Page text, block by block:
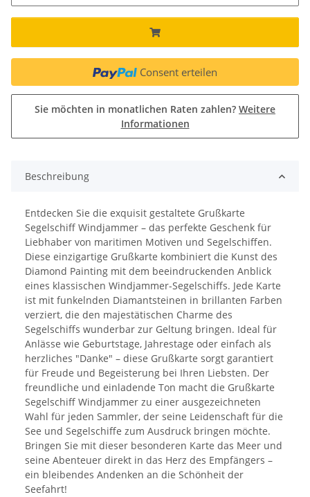
Consent erteilen
Sie möchten in monatlichen Raten zahlen? Weitere
Informationen
Beschreibung
Entdecken Sie die exquisit gestaltete Grußkarte
Segelschiff Windjammer – das perfekte Geschenk für
Liebhaber von maritimen Motiven und Segelschiffen.
Diese einzigartige Grußkarte kombiniert die Kunst des
Diamond Painting mit dem beeindruckenden Anblick
eines klassischen Windjammer-Segelschiffs. Jede Karte
ist mit funkelnden Diamantsteinen in brillanten Farben
verziert, die den majestätischen Charme des
Segelschiffs wunderbar zur Geltung bringen. Ideal für
Anlässe wie Geburtstage, Jahrestage oder einfach als
herzliches "Danke" – diese Grußkarte sorgt garantiert
für Freude und Begeisterung bei Ihren Liebsten. Der
freundliche und einladende Ton macht die Grußkarte
Segelschiff Windjammer zu einer ausgezeichneten
Wahl für jeden Sammler, der seine Leidenschaft für die
See und Segelschiffe zum Ausdruck bringen möchte.
Bringen Sie mit dieser besonderen Karte das Meer und
seine Abenteuer direkt in das Herz des Empfängers –
ein bleibendes Andenken an die Schönheit der
Seefahrt!